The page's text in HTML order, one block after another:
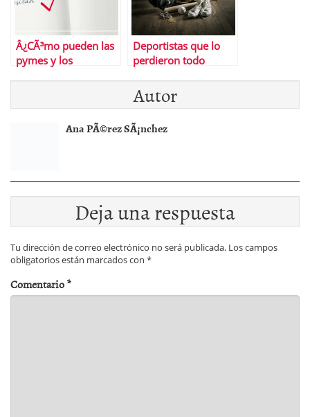
Â¿CÃ³mo pueden las
pymes y los
Deportistas que lo
perdieron todo
Autor
Ana PÃ©rez SÃ¡nchez
Deja una respuesta
Tu dirección de correo electrónico no será publicada. Los campos
obligatorios están marcados con *
Comentario*